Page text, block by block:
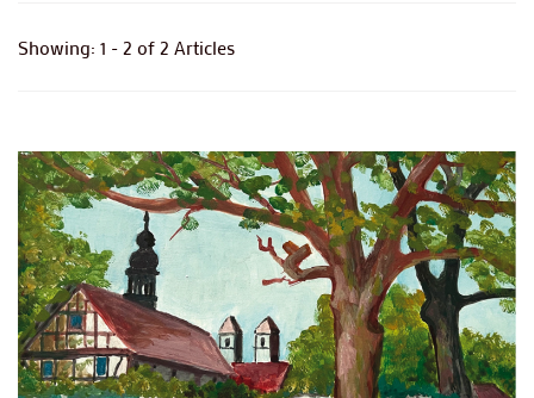
Showing: 1 - 2 of 2 Articles